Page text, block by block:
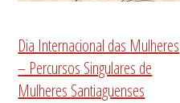
Dia Internacional das Mulheres
– Percursos Singulares de
Mulheres Santiaguenses